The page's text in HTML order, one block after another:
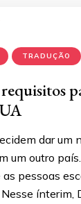
TRADUÇÃO
dar um
um outro
pessoas
ínterim,